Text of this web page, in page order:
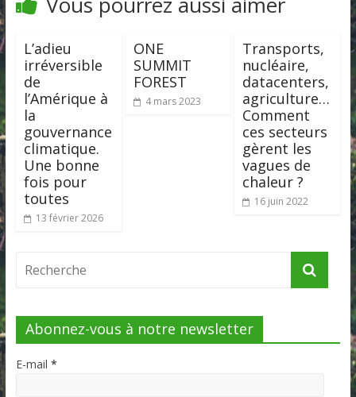
L’adieu
irréversible
de
l’Amérique à
la
gouvernance
climatique.
Une bonne
fois pour
toutes
13 février 2026
ONE
SUMMIT
FOREST
4 mars 2023
Transports,
nucléaire,
datacenters,
agriculture…
Comment
ces secteurs
gèrent les
vagues de
chaleur ?
16 juin 2022
Abonnez-vous à notre newsletter
E-mail *